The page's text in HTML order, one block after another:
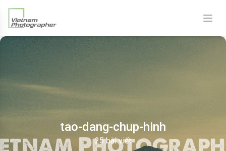
tao-dang-chup-hinh
25 bài viết